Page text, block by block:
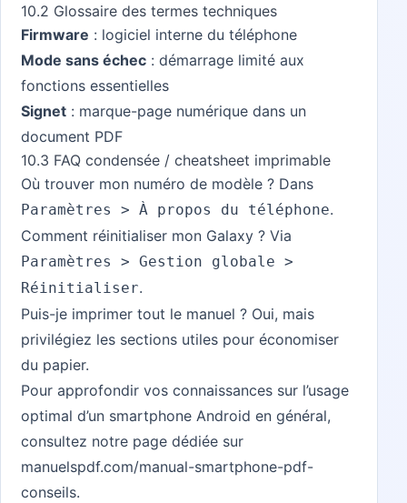
10.2 Glossaire des termes techniques
Firmware : logiciel interne du téléphone
Mode sans échec : démarrage limité aux
fonctions essentielles
Signet : marque-page numérique dans un
document PDF
10.3 FAQ condensée / cheatsheet imprimable
Où trouver mon numéro de modèle ? Dans
Paramètres > À propos du téléphone.
Comment réinitialiser mon Galaxy ? Via
Paramètres > Gestion globale >
Réinitialiser.
Puis-je imprimer tout le manuel ? Oui, mais
privilégiez les sections utiles pour économiser
du papier.
Pour approfondir vos connaissances sur l’usage
optimal d’un smartphone Android en général,
consultez notre page dédiée sur
manuelspdf.com/manual-smartphone-pdf-
conseils.